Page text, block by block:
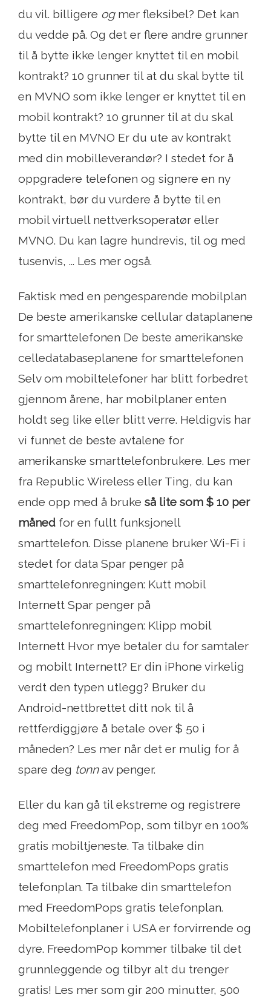
du vil. billigere ogmer fleksibel? Det kan
du vedde på. Og det er flere andre grunner
til å bytte ikke lenger knyttet til en mobil
kontrakt? 10 grunner til at du skal bytte til
en MVNO som ikke lenger er knyttet til en
mobil kontrakt? 10 grunner til at du skal
bytte til en MVNO Er du ute av kontrakt
med din mobilleverandør? I stedet for å
oppgradere telefonen og signere en ny
kontrakt, bør du vurdere å bytte til en
mobil virtuell nettverksoperatør eller
MVNO. Du kan lagre hundrevis, til og med
tusenvis, ... Les mer også.
Faktisk med en pengesparende mobilplan
De beste amerikanske cellular dataplanene
for smarttelefonen De beste amerikanske
celledatabaseplanene for smarttelefonen
Selv om mobiltelefoner har blitt forbedret
gjennom årene, har mobilplaner enten
holdt seg like eller blitt verre. Heldigvis har
vi funnet de beste avtalene for
amerikanske smarttelefonbrukere. Les mer
fra Republic Wireless eller Ting, du kan
ende opp med å bruke så lite som $ 10 per
måned for en fullt funksjonell
smarttelefon. Disse planene bruker Wi-Fi i
stedet for data Spar penger på
smarttelefonregningen: Kutt mobil
Internett Spar penger på
smarttelefonregningen: Klipp mobil
Internett Hvor mye betaler du for samtaler
og mobilt Internett? Er din iPhone virkelig
verdt den typen utlegg? Bruker du
Android-nettbrettet ditt nok til å
rettferdiggjøre å betale over $ 50 i
måneden? Les mer når det er mulig for å
spare deg tonnav penger.
Eller du kan gå til ekstreme og registrere
deg med FreedomPop, som tilbyr en 100%
gratis mobiltjeneste. Ta tilbake din
smarttelefon med FreedomPops gratis
telefonplan. Ta tilbake din smarttelefon
med FreedomPops gratis telefonplan.
Mobiltelefonplaner i USA er forvirrende og
dyre. FreedomPop kommer tilbake til det
grunnleggende og tilbyr alt du trenger
gratis! Les mer som gir 200 minutter, 500